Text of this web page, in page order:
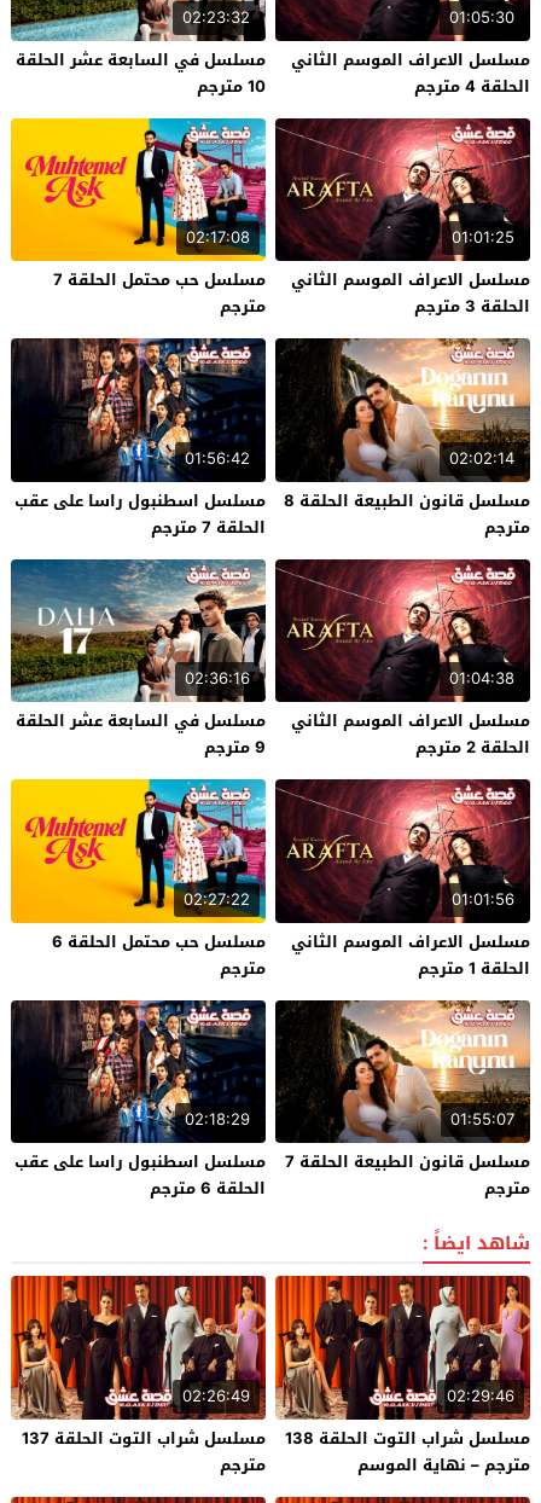
01:05:30
مسلسل الاعراف الموسم الثاني
الحلقة 4 مترجم
02:23:32
مسلسل في السابعة عشر الحلقة
10 مترجم
01:01:25
مسلسل الاعراف الموسم الثاني
الحلقة 3 مترجم
02:17:08
مسلسل حب محتمل الحلقة 7
مترجم
02:02:14
مسلسل قانون الطبيعة الحلقة 8
مترجم
01:56:42
مسلسل اسطنبول راسا على عقب
الحلقة 7 مترجم
01:04:38
مسلسل الاعراف الموسم الثاني
الحلقة 2 مترجم
02:36:16
مسلسل في السابعة عشر الحلقة
9 مترجم
01:01:56
مسلسل الاعراف الموسم الثاني
الحلقة 1 مترجم
02:27:22
مسلسل حب محتمل الحلقة 6
مترجم
01:55:07
مسلسل قانون الطبيعة الحلقة 7
مترجم
02:18:29
مسلسل اسطنبول راسا على عقب
الحلقة 6 مترجم
شاهد ايضاً :
02:29:46
مسلسل شراب التوت الحلقة 138
مترجم – نهاية الموسم
02:26:49
مسلسل شراب التوت الحلقة 137
مترجم